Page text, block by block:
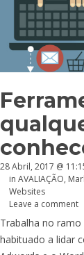
28 Abril, 2017 @
in AVALIAÇÃO,
Websites
Leave a comment
Trabalha no
habituado a lidar